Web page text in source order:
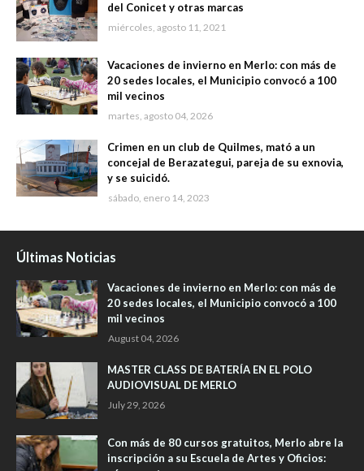
del Conicet y otras marcas
miércoles, agosto 11, 2021
Vacaciones de invierno en Merlo: con más de
20 sedes locales, el Municipio convocó a 100
mil vecinos
martes, agosto 04, 2026
Crimen en un club de Quilmes, mató a un
concejal de Berazategui, pareja de su exnovia,
y se suicidó.
sábado, enero 14, 2023
Últimas Noticias
Vacaciones de invierno en Merlo: con más de
20 sedes locales, el Municipio convocó a 100
mil vecinos
August 04, 2026
MASTER CLASS DE BATERÍA EN EL POLO
AUDIOVISUAL DE MERLO
July 29, 2026
Con más de 80 cursos gratuitos, Merlo abre la
inscripción a su Escuela de Artes y Oficios: